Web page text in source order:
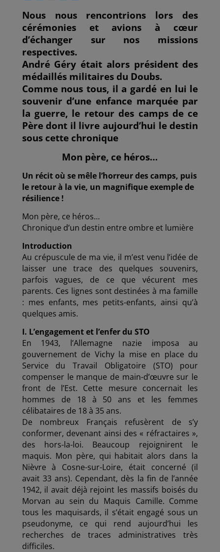
c
e
b
o
o
k
i
t
t
r
a
i
l
n
k
e
I
n
Nous nous rencontrions lors des
cérémonies et avions à cœur
d’échanger sur nos missions
respectives.
André Géry était alors président des
médaillés militaires du Doubs.
Comme nous tous, il a gardé en lui le
souvenir d’une enfance marquée par
la guerre, le retour des camps de ce
Père dont il livre aujourd’hui le destin
sous cette chronique
Mon père, ce héros…
Un récit où se mêle l’horreur des camps, puis
le retour à la vie, un magnifique exemple de
résilience !
Mon père, ce héros…
Chronique d’un destin entre ombre et lumière
Introduction
Au crépuscule de ma vie, il m’est venu l’idée de
laisser une trace des quelques souvenirs,
parfois vagues, de ce que vécurent mes
parents. Ces lignes sont destinées à ma famille
: mes enfants, mes petits-enfants, ainsi qu’à
quelques amis.
I. L’engagement et l’enfer du STO
En 1943, l’Allemagne nazie imposa au
gouvernement de Vichy la mise en place du
Service du Travail Obligatoire (STO) pour
compenser le manque de main-d’œuvre sur le
front de l’Est. Cette mesure concernait les
hommes de 18 à 50 ans et les femmes
célibataires de 18 à 35 ans.
De nombreux Français refusèrent de s’y
conformer, devenant ainsi des « réfractaires »,
des hors-la-loi. Beaucoup rejoignirent le
maquis. Mon père, qui habitait alors dans la
Nièvre à Cosne-sur-Loire, était concerné (il
avait 33 ans). Cependant, dès la fin de l’année
1942, il avait déjà rejoint les massifs boisés du
Morvan au sein du Maquis Camille. Comme
tous les maquisards, il s’était engagé sous un
pseudonyme, ce qui rend aujourd’hui les
recherches de traces administratives très
difficiles.